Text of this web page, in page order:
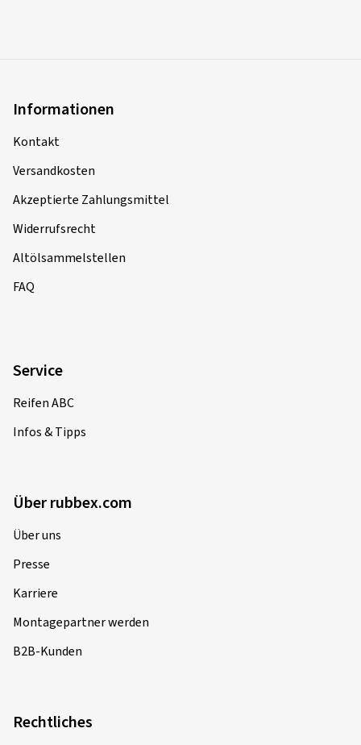
Informationen
Kontakt
Versandkosten
Akzeptierte Zahlungsmittel
Widerrufsrecht
Altölsammelstellen
FAQ
Service
Reifen ABC
Infos & Tipps
Über rubbex.com
Über uns
Presse
Karriere
Montagepartner werden
B2B-Kunden
Rechtliches